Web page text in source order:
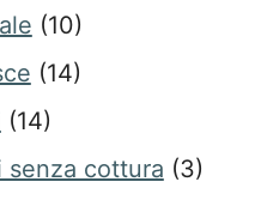
(10)
(14)
(14)
senza cottura (3)